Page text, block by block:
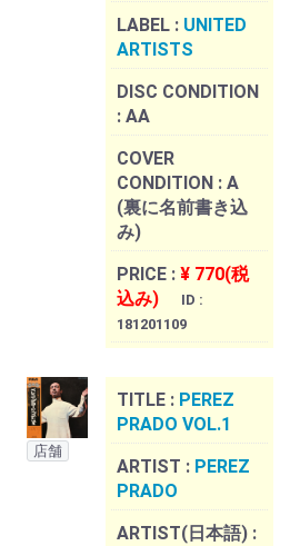
LABEL : UNITED
ARTISTS
DISC CONDITION
: AA
COVER
CONDITION : A
(裏に名前書き込
み)
PRICE : ¥ 770(税
込み)
ID :
181201109
店舗
TITLE : PEREZ
PRADO VOL.1
ARTIST : PEREZ
PRADO
ARTIST(日本語) :